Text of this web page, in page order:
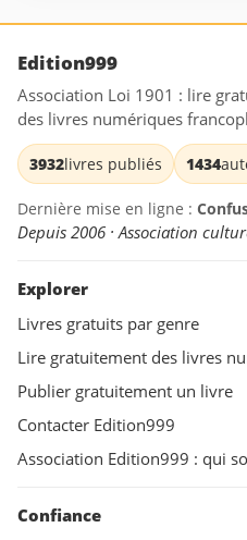
Edition999
Association Loi 1901 : lire
des livres numériques
3932livres publiés 1434
Dernière mise en ligne :
Depuis 2006 · Association
Explorer
Livres gratuits par genre
Lire gratuitement des livres
Publier gratuitement un livre
Contacter Edition999
Association Edition999 : qui
Confiance